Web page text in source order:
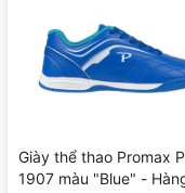
Giày thể thao Promax
1907 màu "Blue" -